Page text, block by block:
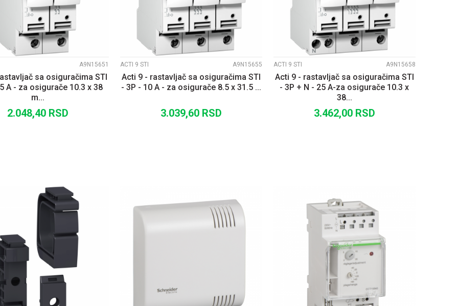
A9N15651
sa osiguračima STI
A - za osigurače 10.3 x 38
m...
2.048,40 RSD
ACTI 9 STI A9N15655
Acti 9 - rastavljač sa osiguračima STI
- 3P - 10 A - za osigurače 8.5 x 31.5 ...
3.039,60 RSD
ACTI 9 STI A9N15658
Acti 9 - rastavljač sa osiguračima STI
- 3P + N - 25 A-za osigurače 10.3 x
38...
3.462,00 RSD
UPOREDI UPOREDI